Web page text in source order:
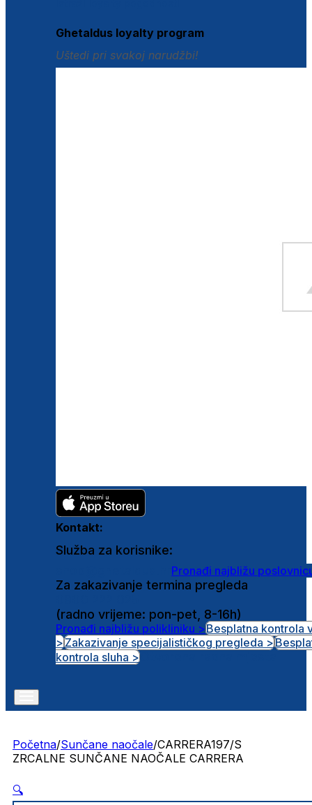
Ghetaldus loyalty program
Uštedi pri svakoj narudžbi!
Kontakt:
Služba za korisnike:
Pronađi najbližu
Za zakazivanje termina pregleda
(radno vrijeme: pon-pet, 8-16h)
Pronađi najbližu polikliniku >Besplatna kontrola
>Zakazivanje specijalističkog pregleda >
kontrola sluha >
Početna/Sunčane naočale/CARRERA197/S
ZRCALNE SUNČANE NAOČALE CARRERA
🔍